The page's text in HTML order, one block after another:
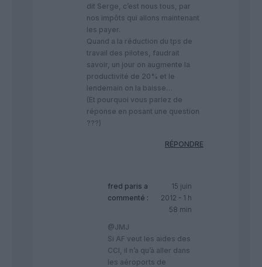
dit Serge, c’est nous tous, par
nos impôts qui allons maintenant
les payer.
Quand a la réduction du tps de
travail des pilotes, faudrait
savoir, un jour on augmente la
productivité de 20% et le
lendemain on la baisse…
(Et pourquoi vous parlez de
réponse en posant une question
???)
RÉPONDRE
fred paris a
commenté :
15 juin
2012 - 1 h
58 min
@JMJ
Si AF veut les aides des
CCI, il n’a qu’à aller dans
les aéroports de